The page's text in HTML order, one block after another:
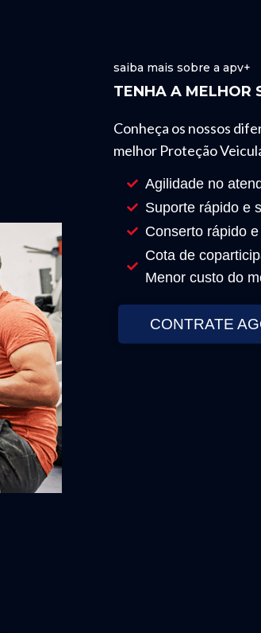
saiba mais sobre a apv+
TENHA A MELHOR
Conheça os nossos
melhor Proteção
Agilidade no
Suporte rápido e
Conserto rápido
Cota de
Menor custo do
CONTRATE